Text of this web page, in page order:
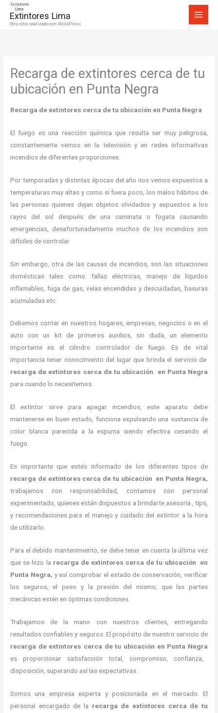
Extintores Lima
Otro sitio realizado con WordPress
Recarga de extintores cerca de tu
ubicación en Punta Negra
Recarga de extintores cerca de tu ubicación en Punta Negra
El fuego es una reacción química que resulta ser muy peligrosa,
constantemente vemos en la televisión y en redes informativas
incendios de diferentes proporciones.
Por temporadas y distintas épocas del año nos vemos expuestos a
temperaturas muy altas y como si fuera poco, los malos hábitos de
las personas quienes dejan objetos olvidados y expuestos a los
rayos del sol después de una caminata o fogata causando
emergencias, desafortunadamente muchos de los incendios son
difíciles de controlar.
Sin embargo, otra de las causas de incendios, son las situaciones
domésticas tales como: fallas eléctricas, manejo de líquidos
inflamables, fuga de gas, velas encendidas y descuidadas, basuras
acumuladas etc.
Debemos contar en nuestros hogares, empresas, negocios o en el
auto con un kit de primeros auxilios, sin duda, un elemento
importante es el cilindro controlador de fuego. Es de vital
importancia tener conocimiento del lugar que brinda el servicio de
recarga de extintores cerca de tu ubicación en Punta Negra
para cuando lo necesitemos.
El extintor sirve para apagar incendios, este aparato debe
mantenerse en buen estado, funciona expulsando una sustancia de
color blanca parecida a la espuma siendo efectiva cesando el
fuego.
Es importante que estés informado de los diferentes tipos de
recarga de extintores cerca de tu ubicación en Punta Negra,
trabajamos con responsabilidad, contamos con personal
experimentado, quienes están dispuestos a brindarte asesoría , tips,
y recomendaciones para el manejo y cuidado del extintor a la hora
de utilizarlo.
Para el debido mantenimiento, se debe tener en cuenta la última vez
que se hizo la recarga de extintores cerca de tu ubicación en
Punta Negra, y así comprobar el estado de conservación, verificar
los seguros, el peso y la presión del mismo; que las partes
mecánicas estén en óptimas condiciones.
Trabajamos de la mano con nuestros clientes, entregando
resultados confiables y seguros. El propósito de nuestro servicio de
recarga de extintores cerca de tu ubicación en Punta Negra
es proporcionar satisfacción total, compromiso, confianza,
disposición, superando así las expectativas.
Somos una empresa experta y posicionada en el mercado. El
personal encargado de la recarga de extintores cerca de tu